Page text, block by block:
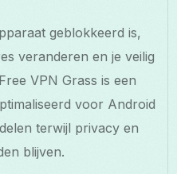
geblokkeerd is,
veranderen en je veilig
VPN Grass is een
voor Android
terwijl privacy en
blijven.